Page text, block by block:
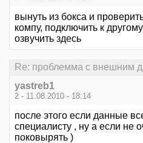
вынуть из бокса и
компу, подключить к
озвучить здесь
Re: проблемма с внешним
yastreb1
2 - 11.08.2010 - 18:14
после этого если данные
специалисту , ну а если не
поковырять )